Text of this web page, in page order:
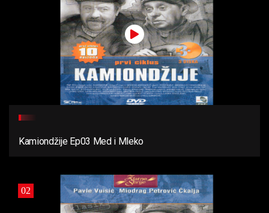
Kamiondžije Ep03 Med i Mleko
02